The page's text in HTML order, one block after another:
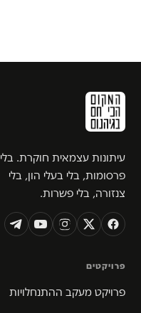
עיתונות עצמאית חוקרת. בלי
פרסומות, בלי בעלי הון, בלי
צנזורה, בלי פשרות.
פרויקטים
פרויקט מעקב ההתנחלויות